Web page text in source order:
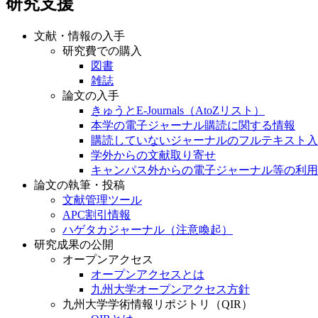
研究支援
文献・情報の入手
研究費での購入
図書
雑誌
論文の入手
きゅうとE-Journals（AtoZリスト）
本学の電子ジャーナル購読に関する情報
購読していないジャーナルのフルテキスト
学外からの文献取り寄せ
キャンパス外からの電子ジャーナル等の利用
論文の執筆・投稿
文献管理ツール
APC割引情報
ハゲタカジャーナル（注意喚起）
研究成果の公開
オープンアクセス
オープンアクセスとは
九州大学オープンアクセス方針
九州大学学術情報リポジトリ（QIR）